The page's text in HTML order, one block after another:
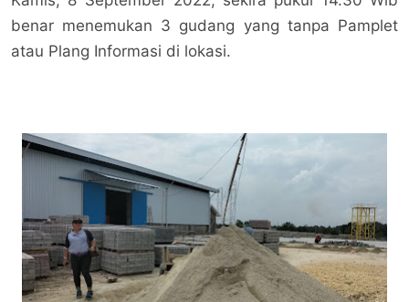
benar menemukan 3 gudang yang tanpa Pamplet
atau Plang Informasi di lokasi.